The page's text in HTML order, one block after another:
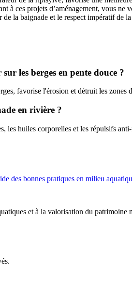
à ces projets d’aménagement, vous
la baignade et le respect impératif de la
les berges en pente douce ?
favorise l'érosion et détruit les
en rivière ?
les huiles corporelles et les répulsifs
des bonnes pratiques en milieu
et à la valorisation du patrimoine